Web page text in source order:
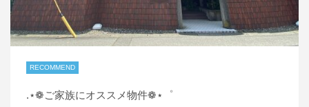
RECOMMEND
.⋆❁ご家族にオススメ物件❁⋆゜